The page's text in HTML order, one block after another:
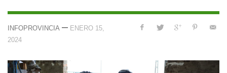
INFOPROVINCIA — ENERO 15,
2024